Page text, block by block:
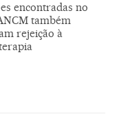
encontradas no
também
rejeição à